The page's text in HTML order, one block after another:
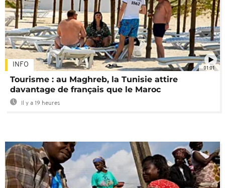
01:01
INFO
Tourisme : au Maghreb, la Tunisie attire
davantage de français que le Maroc
Il y a 19 heures